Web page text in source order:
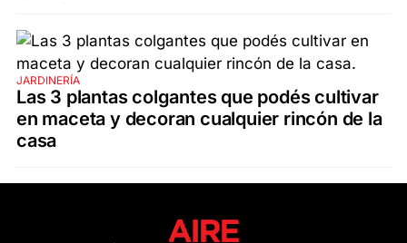
JARDINERÍA
Las 3 plantas colgantes que podés cultivar
en maceta y decoran cualquier rincón de la
casa